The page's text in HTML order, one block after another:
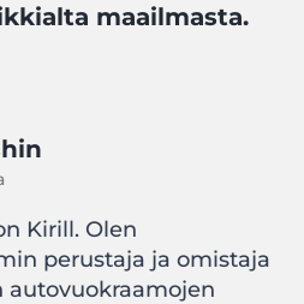
maailmasta.
Kirill. Olen
perustaja ja omistaja
autovuokraamojen